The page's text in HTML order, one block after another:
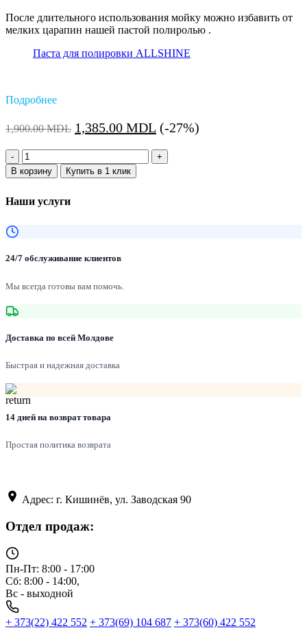
После длительного использования мойку можно избавить от
мелких царапин нашей пастой полиролью .
Паста для полировки ALLSHINE
Подробнее
1,900.00MDL Первоначальная
1,900.00 MDL.
1,385.00 MDL Текущая
1,385.00 MDL.
(-27%)
Количество:
В корзину Купить в 1 клик
Наши услуги
24/7 обслуживание клиентов
Мы всегда готовы вам помочь.
Доставка по всей Молдове
Быстрая и надежная доставка
14 дней на возврат товара
Простая политика возврата
Адрес: г. Кишинёв, ул. Заводская 90
Отдел продаж:
Пн-Пт: 8:00 - 17:00
Сб: 8:00 - 14:00,
Вс - выходной
+ 373(22) 422 552 + 373(69) 104 687 + 373(60) 422 552